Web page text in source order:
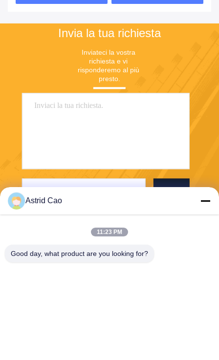
Invia la tua richiesta
Inviateci la vostra
richiesta e vi
risponderemo al più
presto.
Astrid Cao
11:23 PM
Good day, what product are you looking for?